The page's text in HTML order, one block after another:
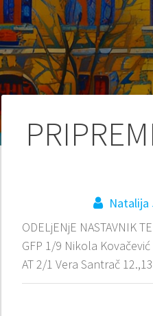
Natalija
ODELjENjE NASTAVNIK
GFP 1/9 Nikola
AT 2/1 Vera Santrač
Post